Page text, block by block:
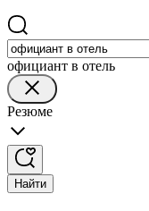
официант в отель
Резюме
Найти